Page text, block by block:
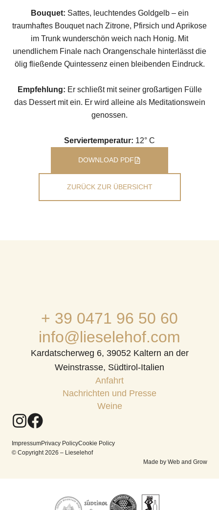
Bouquet: Sattes, leuchtendes Goldgelb – ein
traumhaftes Bouquet nach Zitrone, Pfirsich und Aprikose
im Trunk wunderschön weich nach Honig. Mit
unendlichem Finale nach Orangenschale hinterlässt die
ölig fließende Quintessenz einen bleibenden Eindruck.
Empfehlung: Er schließt mit seiner großartigen Fülle
das Dessert mit ein. Er wird alleine als Meditationswein
genossen.
Serviertemperatur: 12° C
DOWNLOAD PDF
ZURÜCK ZUR ÜBERSICHT
+ 39 0471 96 50 60
info@lieselehof.com
Kardatscherweg 6, 39052 Kaltern an der
Weinstrasse, Südtirol-Italien
Anfahrt
Nachrichten und Presse
Weine
ImpressumPrivacy PolicyCookie Policy
© Copyright 2026 – Lieselehof
Made by Web and Grow